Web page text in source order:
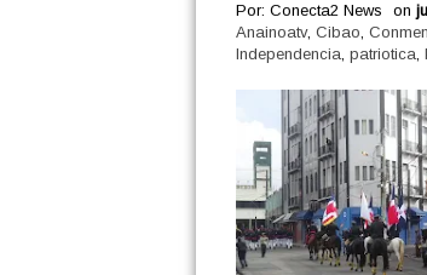
Por: Conecta2 News on
Anainoatv, Cibao,
Independencia, patriotica,